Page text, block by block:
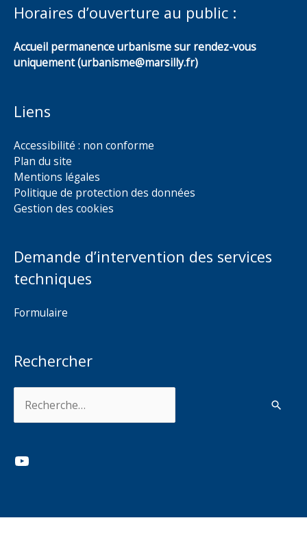
Horaires d’ouverture au public :
Accueil permanence urbanisme sur rendez-vous
uniquement (urbanisme@marsilly.fr)
Liens
Accessibilité : non conforme
Plan du site
Mentions légales
Politique de protection des données
Gestion des cookies
Demande d’intervention des services
techniques
Formulaire
Rechercher
YouTube